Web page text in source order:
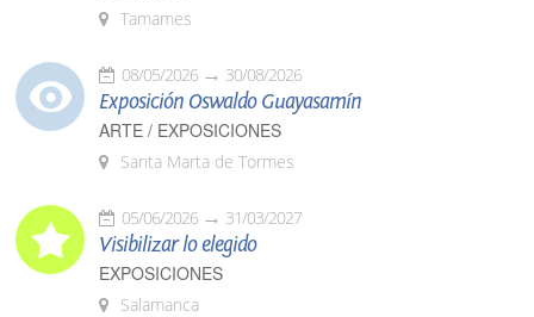
Tamames
08/05/2026 30/08/2026
Exposición Oswaldo Guayasamín
ARTE / EXPOSICIONES
Santa Marta de Tormes
05/06/2026 31/03/2027
Visibilizar lo elegido
EXPOSICIONES
Salamanca